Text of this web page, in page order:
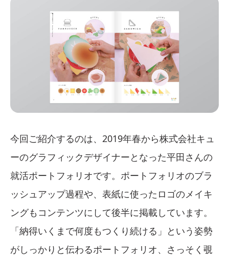
今回ご紹介するのは、2019年春から株式会社キュ
ーのグラフィックデザイナーとなった平田さんの
就活ポートフォリオです。ポートフォリオのブラ
ッシュアップ過程や、表紙に使ったロゴのメイキ
ングもコンテンツにして後半に掲載しています。
「納得いくまで何度もつくり続ける」という姿勢
がしっかりと伝わるポートフォリオ、さっそく覗